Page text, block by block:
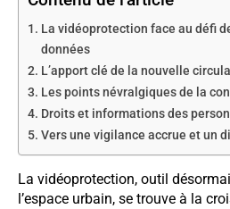
La vidéoprotection face au défi
données
L’apport clé de la nouvelle
Les points névralgiques de la
Droits et informations des
Vers une vigilance accrue et un
La vidéoprotection, outil
l’espace urbain, se trouve à la